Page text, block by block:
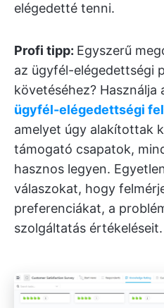
elégedetté tenni.
Profi tipp: Egyszerű
az ügyfél-elégedettségi
követéséhez? Használja
ügyfél-elégedettségi
amelyet úgy alakítottak
támogató csapatok,
hasznos legyen.
válaszokat, hogy
preferenciákat, a
szolgáltatás értékeléseit.